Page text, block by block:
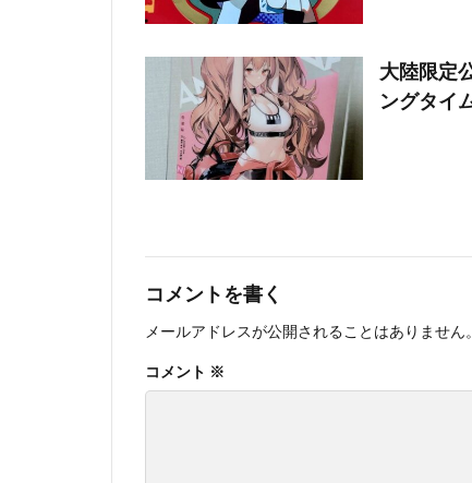
大陸限定
ングタイ
コメントを書く
メールアドレスが公開されることはありません。
コメント ※